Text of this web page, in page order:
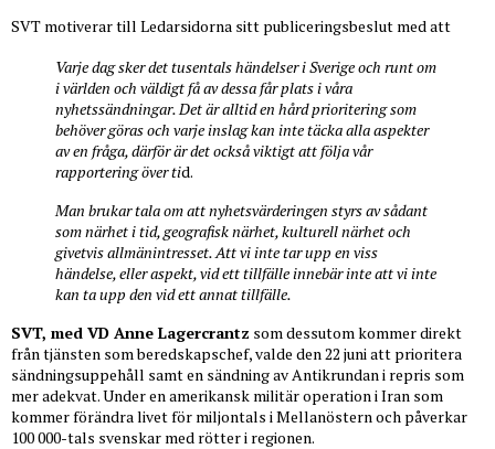
SVT motiverar till Ledarsidorna sitt publiceringsbeslut med att
Varje dag sker det tusentals händelser i Sverige och runt om
i världen och väldigt få av dessa får plats i våra
nyhetssändningar. Det är alltid en hård prioritering som
behöver göras och varje inslag kan inte täcka alla aspekter
av en fråga, därför är det också viktigt att följa vår
rapportering över tid.
Man brukar tala om att nyhetsvärderingen styrs av sådant
som närhet i tid, geografisk närhet, kulturell närhet och
givetvis allmänintresset. Att vi inte tar upp en viss
händelse, eller aspekt, vid ett tillfälle innebär inte att vi inte
kan ta upp den vid ett annat tillfälle.
SVT, med VD Anne Lagercrantz som dessutom kommer direkt
från tjänsten som beredskapschef, valde den 22 juni att prioritera
sändningsuppehåll samt en sändning av Antikrundan i repris som
mer adekvat. Under en amerikansk militär operation i Iran som
kommer förändra livet för miljontals i Mellanöstern och påverkar
100 000-tals svenskar med rötter i regionen.